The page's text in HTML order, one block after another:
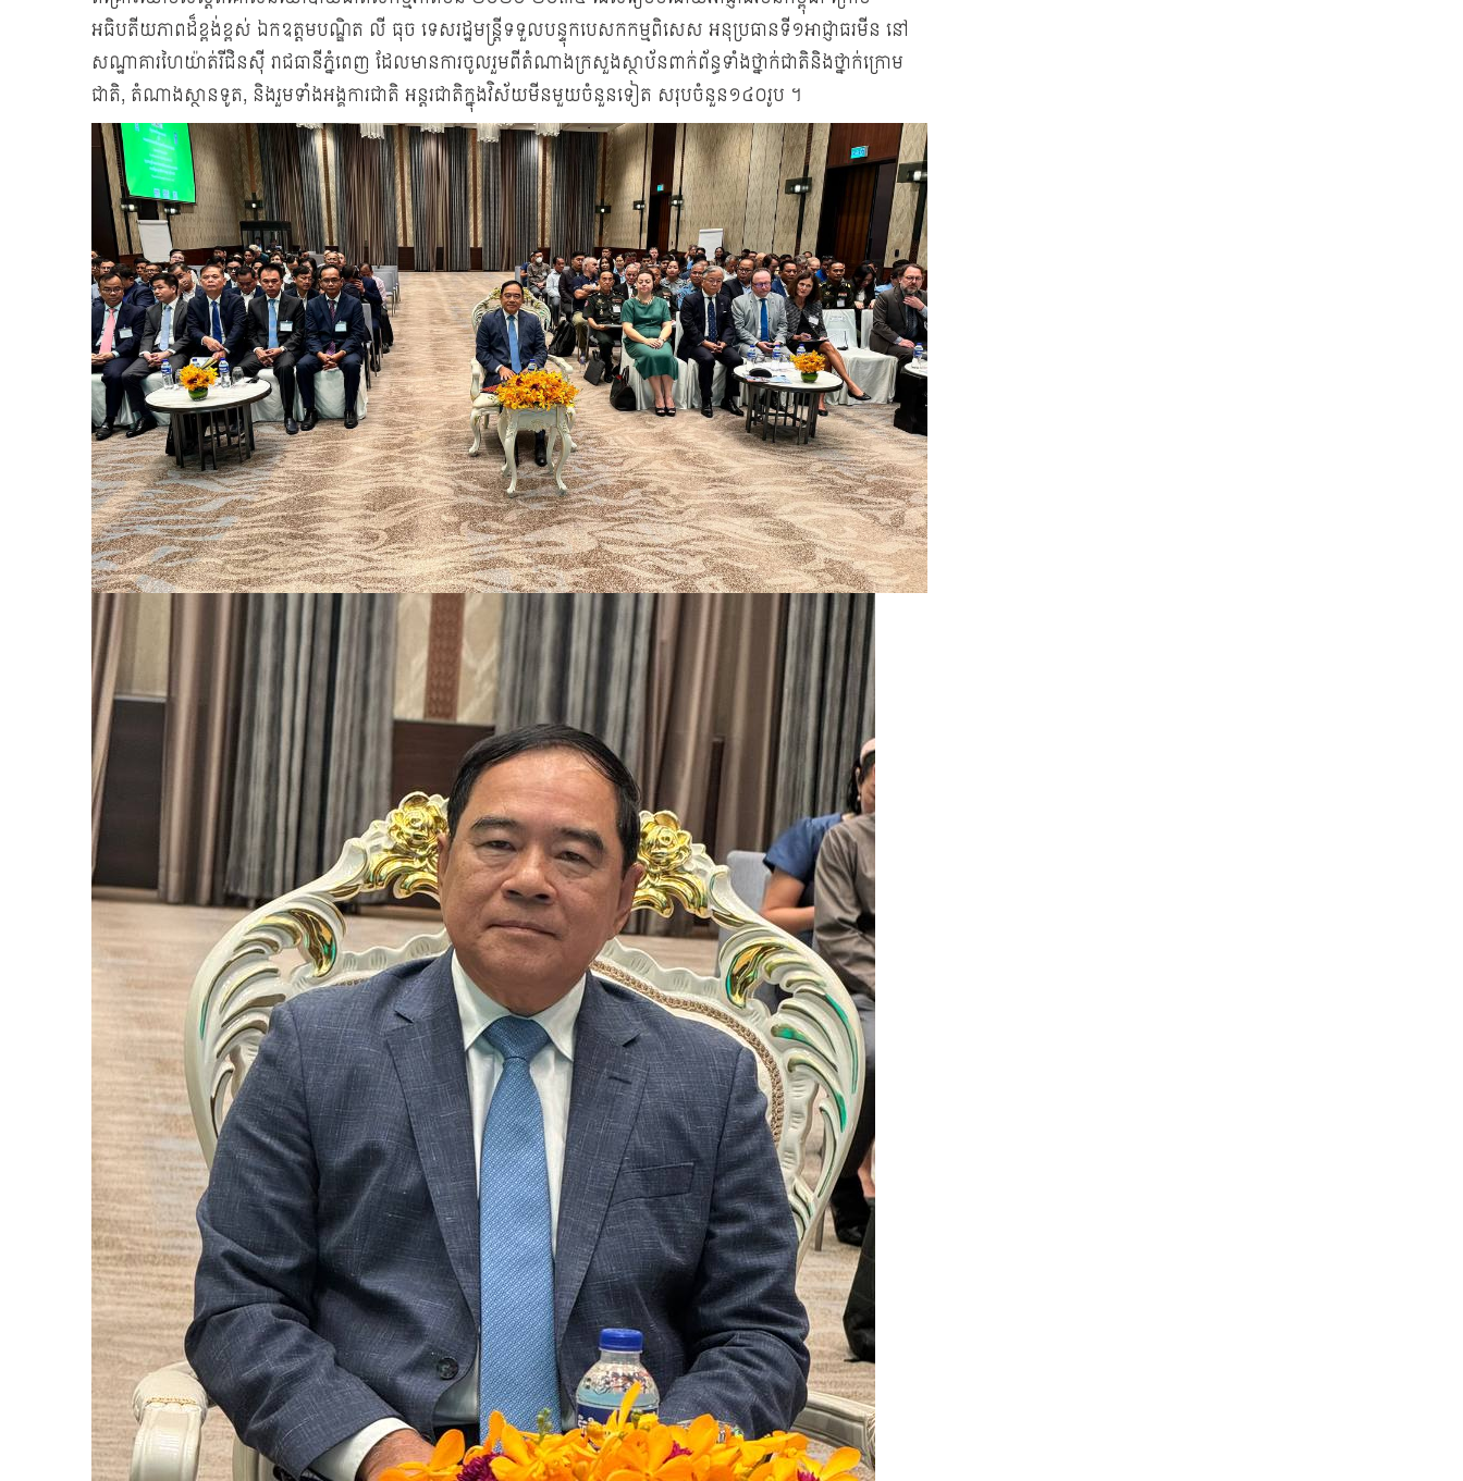
អធិបតីយភាពដ៏ខ្ពង់ខ្ពស់ ឯកឧត្តមបណ្ឌិត លី ធុច ទេសរដ្ឋមន្រ្តីទទួលបន្ទុកបេសកកម្មពិសេស អនុប្រធានទី១អាជ្ញាធរមីន នៅ
សណ្ឋាគារហៃយ៉ាត់រីជិនស៊ី រាជធានីភ្នំពេញ ដែលមានការចូលរួមពីតំណាងក្រសួងស្ថាប័នពាក់ព័ន្ធទាំងថ្នាក់ជាតិនិងថ្នាក់ក្រោម
ជាតិ, តំណាងស្ថានទូត, និងរួមទាំងអង្គការជាតិ អន្តរជាតិក្នុងវិស័យមីនមួយចំនួនទៀត សរុបចំនួន១៤០រូប ។